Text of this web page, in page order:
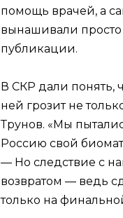
помощь врачей, а
вынашивали
публикации.
В СКР дали понять,
ней грозит не
Трунов. «Мы
Россию свой
— Но следствие с
возвратом — ведь
только на